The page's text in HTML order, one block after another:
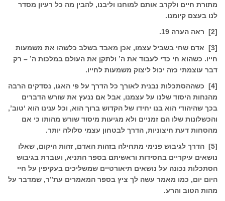
מתורת חיים ולקרב אותם למוחנו וליבנו, להבין מה כל רעיון מסדר
לנו בעצם קיומנו.
[2] ראה הערה 19.
[3] אדם שחי בשביל עצמו, אכן מאבד בשלב כלשהו את משמעות
חייו. כשהוא חי כדי לעבוד את ה’ ולתקן את העולם במלכות ה’ – רק
דבר עוצמתי כזה יכול ליצוק משמעות לחייו.
[4] כשההסתכלות נבנית לאורך כל הדרך על פי האגו, נסדקים הרבה
מהנחות היסוד שלנו על עצמנו, אבל אם ננעץ את שורש הדברים
בכך שהיהודי הוא בנו יחידו של הקדוש ברוך הוא, וכל ענינו הוא ‘טוב’,
והכשלונות שלו הם זמניים ולא מגיעות מיסוד שורש מהותו כי אם
מהסחות דעת חיצוניות, הדרך לבטחון עצמי סלולה יותר.
[5] הדרך לגיבוש פנימי מתחילה בזהות האדם, זהות היקום, שאלו
נושאים עיקריים בחסידות וראשיתם בספר התניא, ועוברת בגיבוש
הסתכלות נכונה על נושאים תיאורטיים שמשליכים בעקיפין על חיי
היום יום, כמו מאמר עשה לך ציץ בספר המאמרים עת”ר, שמדבר על
מהות הטוב והרע.